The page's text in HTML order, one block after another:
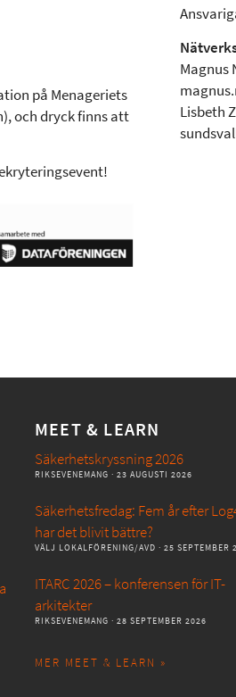
på Menageriets
och dryck finns att
Magnus
Lisbeth
MEET & LEARN
Säkerhetskryssning 2026
RIKSEVENEMANG · 23 AUGUSTI 2026
Säkerhetsfredag: Fem år efter
har det blivit bättre?
VÄLJ LOKALFÖRENING/AVD · 25 SEPTEMBER
ITARC 2026 – konferensen för IT-
arkitekter
RIKSEVENEMANG · 28 SEPTEMBER 2026
MER MEET & LEARN »